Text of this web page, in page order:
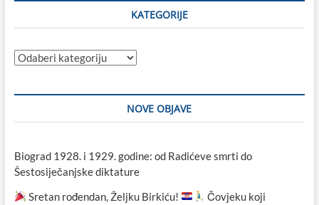
KATEGORIJE
Kategorije
NOVE OBJAVE
Biograd 1928. i 1929. godine: od Radićeve smrti do
Šestosiječanjske diktature
Sretan rođendan, Željku Birkiću!
Čovjeku koji